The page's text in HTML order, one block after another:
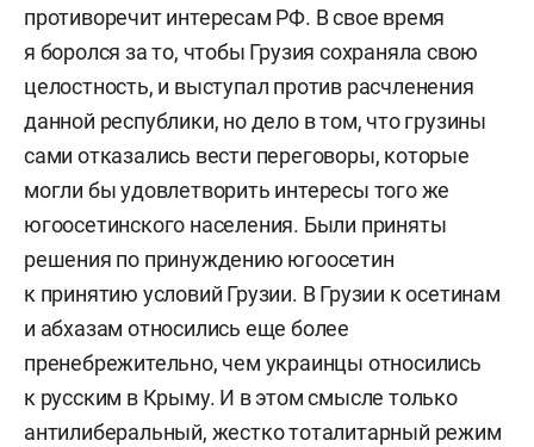
противоречит интересам РФ. В свое время
я боролся за то, чтобы Грузия сохраняла свою
целостность, и выступал против расчленения
данной республики, но дело в том, что грузины
сами отказались вести переговоры, которые
могли бы удовлетворить интересы того же
югоосетинского населения. Были приняты
решения по принуждению югоосетин
к принятию условий Грузии. В Грузии к осетинам
и абхазам относились еще более
пренебрежительно, чем украинцы относились
к русским в Крыму. И в этом смысле только
антилиберальный, жестко тоталитарный режим